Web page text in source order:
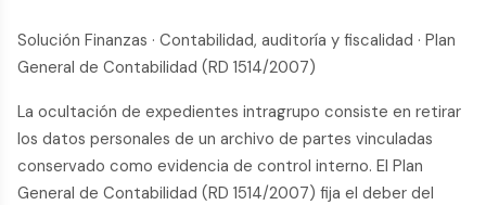
Solución Finanzas · Contabilidad, auditoría y fiscalidad · Plan
General de Contabilidad (RD 1514/2007)
La ocultación de expedientes intragrupo consiste en retirar
los datos personales de un archivo de partes vinculadas
conservado como evidencia de control interno. El Plan
General de Contabilidad (RD 1514/2007) fija el deber del